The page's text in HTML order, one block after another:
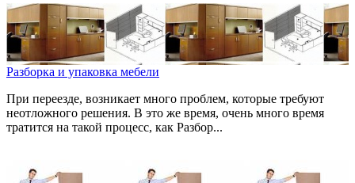
Разборка и упаковка мебели
При переезде, возникает много проблем, которые требуют
неотложного решения. В это же время, очень много время
тратится на такой процесс, как Разбор...